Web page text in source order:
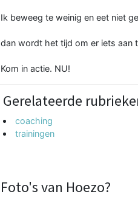
Ik beweeg te weinig en eet niet
dan wordt het tijd om er iets aan
Kom in actie. NU!
Gerelateerde
coaching
trainingen
Foto's van Hoezo?